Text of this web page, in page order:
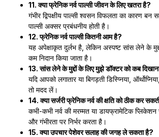
11. क्या फ्रेनिक नर्व पाल्सी जीवन के लिए खतरा है?
गंभीर द्विपक्षीय पाल्सी श्वसन विफलता का कारण
पाल्सी अक्सर प्रबंधनीय होती है।
12. फ्रेनिक नर्व पाल्सी कितनी आम है?
यह अपेक्षाकृत दुर्लभ है, लेकिन अस्पष्ट सांस लेने के
कम निदान किया जाता है।
13. सांस लेने के मुद्दों के लिए मुझे डॉक्टर को कब
यदि आपको लगातार या बिगड़ती डिस्प्निया,
तो मदद लें।
14. क्या सर्जरी फ्रेनिक नर्व की क्षति को ठीक कर
कभी-कभी नर्व की मरम्मत या डायफ्रामेटिक
और गंभीरता पर निर्भर करता है।
15. क्या उपचार पेशेवर सलाह की जगह ले सकता है?